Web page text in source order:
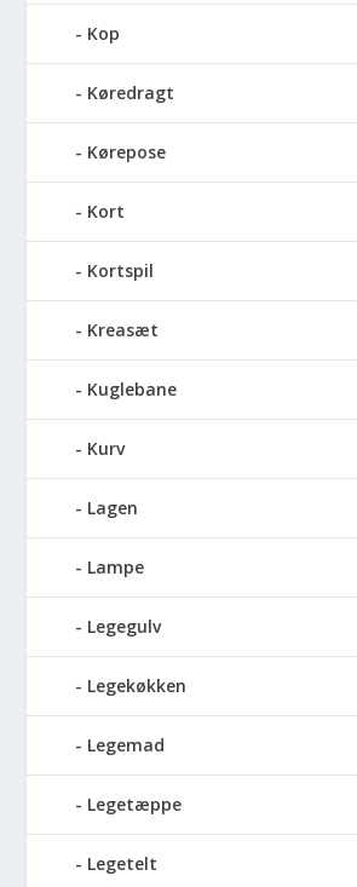
Kop
Køredragt
Kørepose
Kort
Kortspil
Kreasæt
Kuglebane
Kurv
Lagen
Lampe
Legegulv
Legekøkken
Legemad
Legetæppe
Legetelt